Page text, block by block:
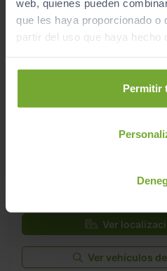
web, quienes pueden
que les haya proporcionado o
partir del uso que haya hecho
Permitir
Sibuscascoche
Ver
Ver vehículos